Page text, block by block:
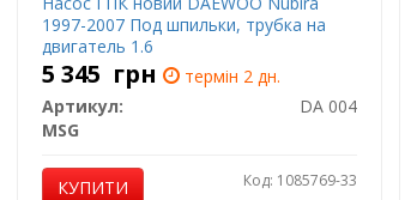
1997-2007 Под шпильки, трубка на
двигатель 1.6
5 345 грн
термін 2 дн.
Артикул:
DA 004
MSG
КУПИТИ Код: 1085769-33